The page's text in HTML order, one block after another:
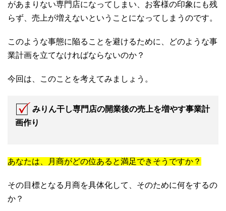
があまりない専門店になってしまい、お客様の印象にも残
らず、売上が増えないということになってしまうのです。
このような事態に陥ることを避けるために、どのような事
業計画を立てなければならないのか？
今回は、このことを考えてみましょう。
みりん干し専門店の開業後の売上を増やす事業計
画作り
あなたは、月商がどの位あると満足できそうですか？
その目標となる月商を具体化して、そのために何をするの
か？